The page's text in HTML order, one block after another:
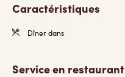
Caractéristiques
Dîner dans
Service en restaurant